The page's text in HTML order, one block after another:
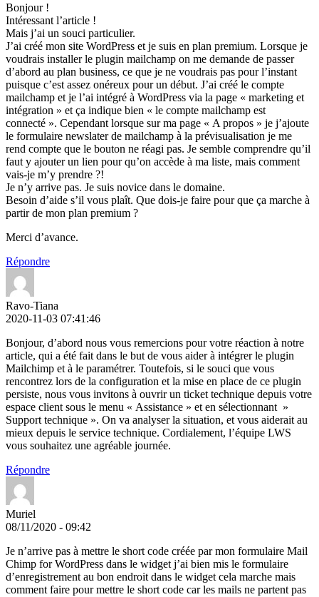
Bonjour !
Intéressant l’article !
Mais j’ai un souci particulier.
J’ai créé mon site WordPress et je suis en plan premium. Lorsque je
voudrais installer le plugin mailchamp on me demande de passer
d’abord au plan business, ce que je ne voudrais pas pour l’instant
puisque c’est assez onéreux pour un début. J’ai créé le compte
mailchamp et je l’ai intégré à WordPress via la page « marketing et
intégration » et ça indique bien « le compte mailchamp est
connecté ». Cependant lorsque sur ma page « A propos » je j’ajoute
le formulaire newslater de mailchamp à la prévisualisation je me
rend compte que le bouton ne réagi pas. Je semble comprendre qu’il
faut y ajouter un lien pour qu’on accède à ma liste, mais comment
vais-je m’y prendre ?!
Je n’y arrive pas. Je suis novice dans le domaine.
Besoin d’aide s’il vous plaît. Que dois-je faire pour que ça marche à
partir de mon plan premium ?
Merci d’avance.
Répondre
Ravo-Tiana
2020-11-03 07:41:46
Bonjour, d’abord nous vous remercions pour votre réaction à notre
article, qui a été fait dans le but de vous aider à intégrer le plugin
Mailchimp et à le paramétrer. Toutefois, si le souci que vous
rencontrez lors de la configuration et la mise en place de ce plugin
persiste, nous vous invitons à ouvrir un ticket technique depuis votre
espace client sous le menu « Assistance » et en sélectionnant »
Support technique ». On va analyser la situation, et vous aiderait au
mieux depuis le service technique. Cordialement, l’équipe LWS
vous souhaitez une agréable journée.
Répondre
Muriel
08/11/2020 - 09:42
Je n’arrive pas à mettre le short code créée par mon formulaire Mail
Chimp for WordPress dans le widget j’ai bien mis le formulaire
d’enregistrement au bon endroit dans le widget cela marche mais
comment faire pour mettre le short code car les mails ne partent pas